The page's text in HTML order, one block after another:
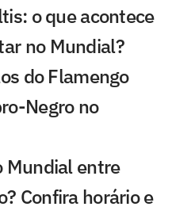
o que acontece
no Mundial?
do Flamengo
Negro no
Mundial entre
Confira horário e